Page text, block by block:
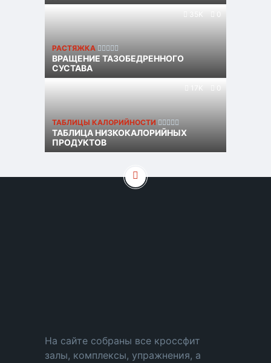
35K
РАСТЯЖКА
ВРАЩЕНИЕ ТАЗОБЕДРЕННОГО
СУСТАВА
17K 0
ТАБЛИЦЫ КАЛОРИЙНОСТИ
ТАБЛИЦА НИЗКОКАЛОРИЙНЫХ
ПРОДУКТОВ
На сайте собраны все кроссфит
залы, комплексы, упражнения, а